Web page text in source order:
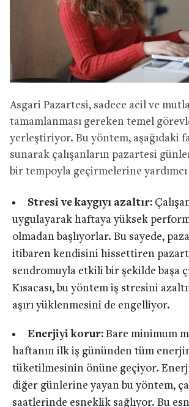
Asgari Pazartesi, sadece acil ve
tamamlanması gereken temel
yerleştiriyor. Bu yöntem, aşağıdaki
sunarak çalışanların pazartesi
bir tempoyla geçirmelerine
Stresi ve kaygıyı azaltır:
uygulayarak haftaya yüksek
olmadan başlıyorlar. Bu sayede,
itibaren kendisini hissettiren
sendromuyla etkili bir şekilde başa
Kısacası, bu yöntem iş stresini
aşırı yüklenmesini de engelliyor.
Enerjiyi korur: Bare minimum
haftanın ilk iş gününden tüm
tüketilmesinin önüne geçiyor.
diğer günlerine yayan bu yöntem,
saatlerinde esneklik sağlıyor. Bu